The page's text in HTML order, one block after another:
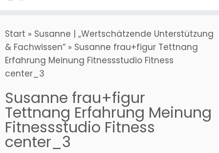
Start » Susanne | „Wertschätzende Unterstützung
& Fachwissen“ » Susanne frau+figur Tettnang
Erfahrung Meinung Fitnessstudio Fitness
center_3
Susanne frau+figur
Tettnang Erfahrung Meinung
Fitnessstudio Fitness
center_3